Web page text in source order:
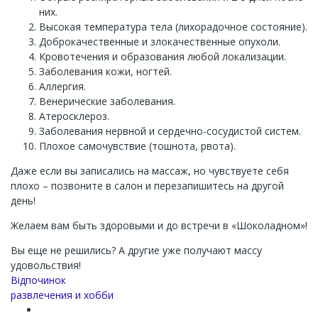
них.
Высокая температура тела (лихорадочное состояние).
Доброкачественные и злокачественные опухоли.
Кровотечения и образования любой локализации.
Заболевания кожи, ногтей.
Аллергия.
Венерические заболевания.
Атеросклероз.
Заболевания нервной и сердечно-сосудистой систем.
Плохое самочувствие (тошнота, рвота).
Даже если вы записались на массаж, но чувствуете себя
плохо – позвоните в салон и перезапишитесь на другой
день!
Желаем вам быть здоровыми и до встречи в «Шоколадном»!
Вы еще не решились? А другие уже получают массу
удовольствия!
Channel
Відпочинок
развлечения и хобби